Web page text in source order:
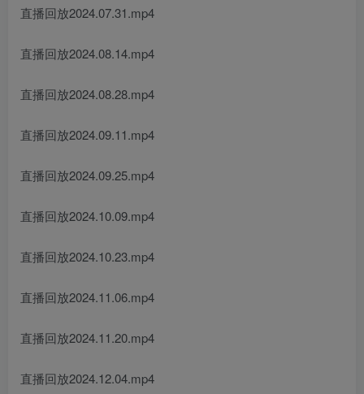
直播回放2024.07.31.mp4
直播回放2024.08.14.mp4
直播回放2024.08.28.mp4
直播回放2024.09.11.mp4
直播回放2024.09.25.mp4
直播回放2024.10.09.mp4
直播回放2024.10.23.mp4
直播回放2024.11.06.mp4
直播回放2024.11.20.mp4
直播回放2024.12.04.mp4